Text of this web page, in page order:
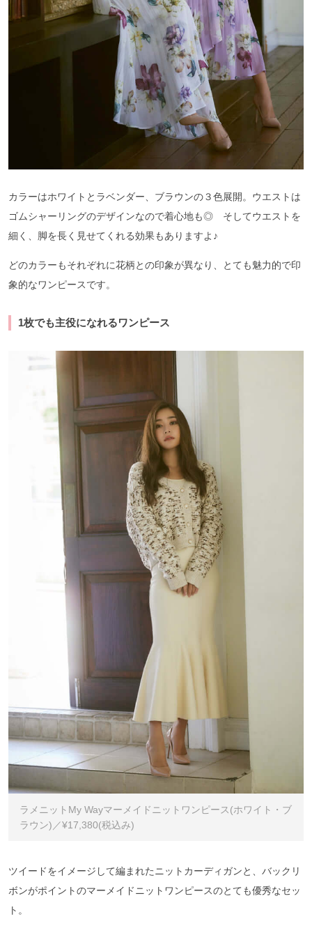
カラーはホワイトとラベンダー、ブラウンの３色展開。ウエストは
ゴムシャーリングのデザインなので着心地も◎ そしてウエストを
細く、脚を長く見せてくれる効果もありますよ♪
どのカラーもそれぞれに花柄との印象が異なり、とても魅力的で印
象的なワンピースです。
1枚でも主役になれるワンピース
ラメニットMy Wayマーメイドニットワンピース(ホワイト・ブ
ラウン)／¥17,380(税込み)
ツイードをイメージして編まれたニットカーディガンと、バックリ
ボンがポイントのマーメイドニットワンピースのとても優秀なセッ
ト。